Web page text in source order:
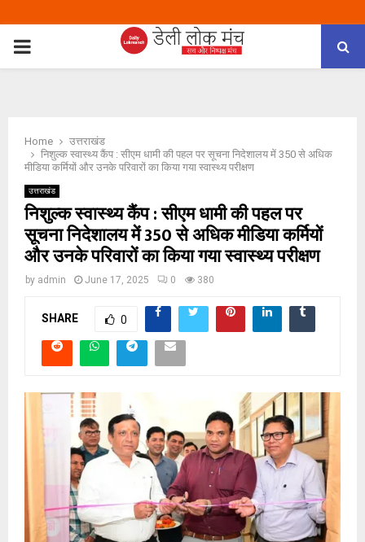
PRIMARY
Home
उत्तराखंड
निशुल्क स्वास्थ्य कैंप : सीएम धामी की पहल पर सूचना निदेशालय में 350 से अधिक
मीडिया कर्मियों और उनके परिवारों का किया गया स्वास्थ्य परीक्षण
उत्तराखंड
निशुल्क स्वास्थ्य कैंप : सीएम धामी की पहल पर
सूचना निदेशालय में 350 से अधिक मीडिया कर्मियों
और उनके परिवारों का किया गया स्वास्थ्य परीक्षण
by admin June 17, 2025 0 380
SHARE 0